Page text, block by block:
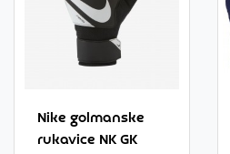
Nike golmanske
rukavice NK GK